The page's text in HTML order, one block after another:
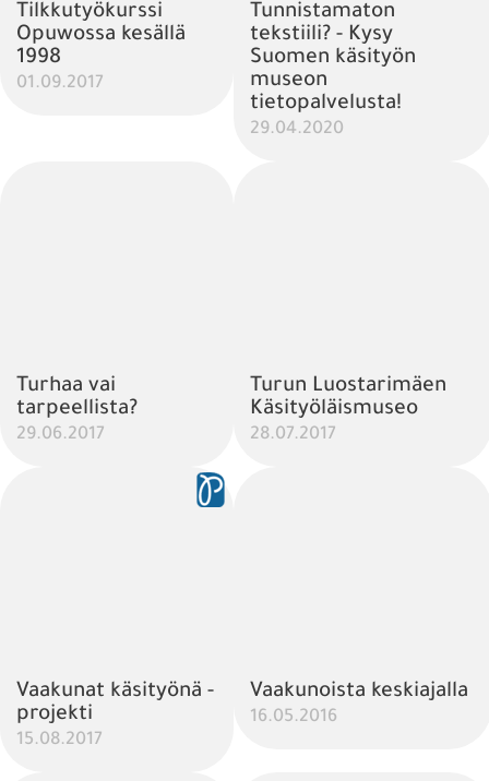
Tilkkutyökurssi
Opuwossa kesällä
1998
01.09.2017
Tunnistamaton
tekstiili? - Kysy
Suomen käsityön
museon
tietopalvelusta!
29.04.2020
Turhaa vai
tarpeellista?
29.06.2017
Turun Luostarimäen
Käsityöläismuseo
28.07.2017
Vaakunat käsityönä -
projekti
15.08.2017
Vaakunoista keskiajalla
16.05.2016